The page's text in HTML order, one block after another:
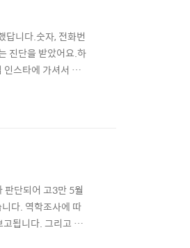
답니다.숫자, 전화번
진단을 받았어요.하
인스타에 가셔서 수
쇼후기 김창옥 교
판단되어 고3만 5월
다. 역학조사에 따
됩니다. 그리고 그
자가 발생했고 인